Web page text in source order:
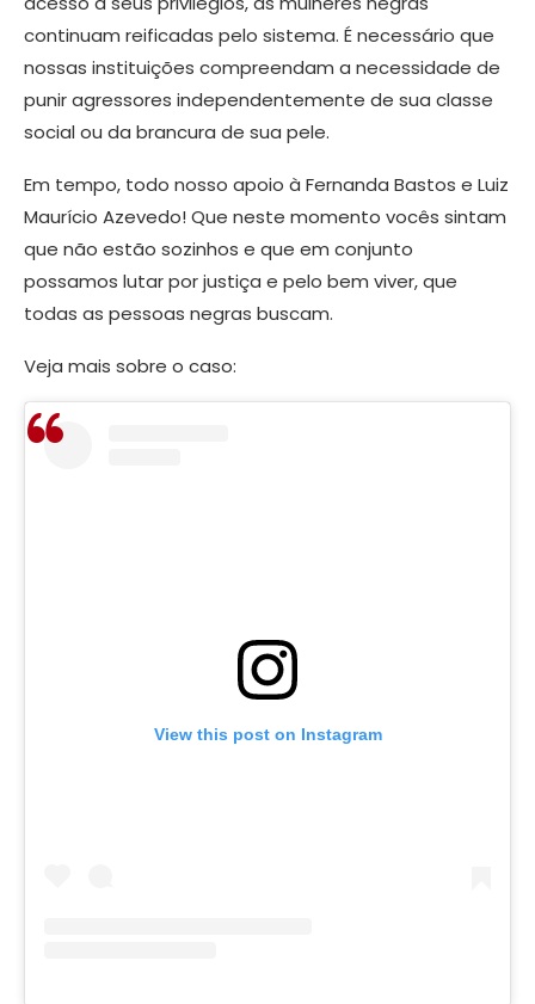
continuam reificadas pelo sistema. É necessário que
nossas instituições compreendam a necessidade de
punir agressores independentemente de sua classe
social ou da brancura de sua pele.
Em tempo, todo nosso apoio à Fernanda Bastos e Luiz
Maurício Azevedo! Que neste momento vocês sintam
que não estão sozinhos e que em conjunto
possamos lutar por justiça e pelo bem viver, que
todas as pessoas negras buscam.
Veja mais sobre o caso:
View this post on Instagram